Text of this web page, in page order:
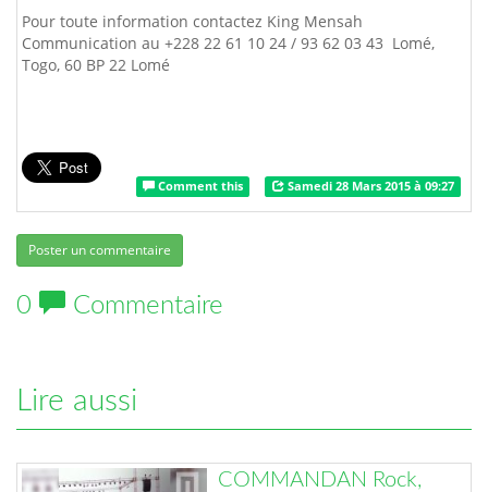
Pour toute information contactez King Mensah
Communication au +228 22 61 10 24 / 93 62 03 43 Lomé,
Togo, 60 BP 22 Lomé
Comment this Samedi 28 Mars 2015 à 09:27
Poster un commentaire
0 Commentaire
Lire aussi
COMMANDAN Rock,